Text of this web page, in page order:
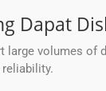
Dapat
large volumes of